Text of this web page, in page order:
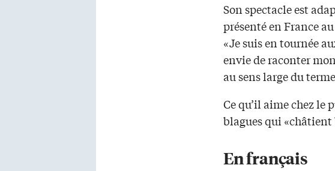
Son spectacle est
présenté en France
«Je suis en tournée
envie de raconter
au sens large du
Ce qu’il aime chez le
blagues qui
En français